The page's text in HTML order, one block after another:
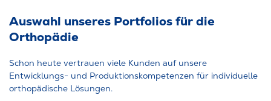
Auswahl unseres Portfolios für die
Orthopädie
Schon heute vertrauen viele Kunden auf unsere
Entwicklungs- und Produktionskompetenzen für individuelle
orthopädische Lösungen.